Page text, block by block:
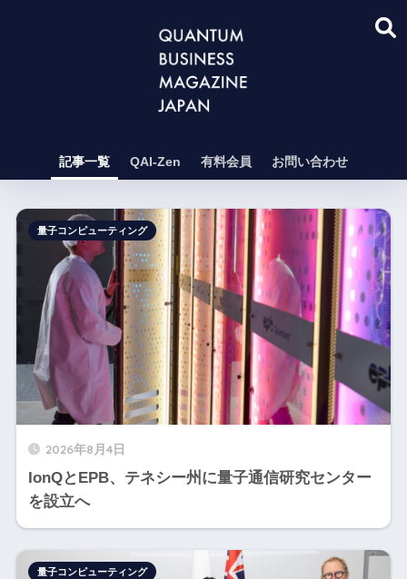
記事一覧 QAI-Zen 有料会員 お問い合わせ
2026年8月4日
IonQとEPB、テネシー州に量子通信研究センター
を設立へ
量子コンピューティング
量子コンピューティング